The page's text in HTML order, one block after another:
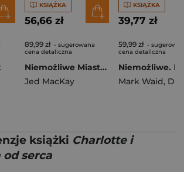
KSIĄŻKA
56,66 zł
89,99 zł - sugerowana
cena detaliczna
Niemożliwe Miasto. Avengers. Tom 1
Jed MacKay
KSIĄŻKA
39,77 zł
59,99 zł -
cena detaliczna
Mark Waid, Dan
książki Charlotte i
od serca